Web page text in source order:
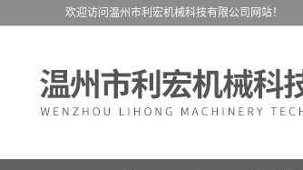
欢迎访问温州市利宏机械科技有限公司网站！